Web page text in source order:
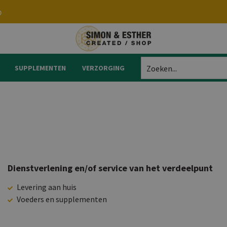
SUPPLEMENTEN VERZORGING Zoeken...
Dienstverlening en/of service van het verdeelpunt
Levering aan huis
Voeders en supplementen